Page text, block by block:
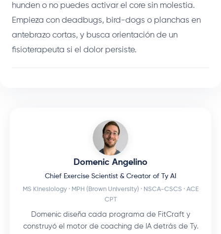
hunden o no puedes activar el core sin molestia.
Empieza con deadbugs, bird-dogs o planchas en
antebrazo cortas, y busca orientación de un
fisioterapeuta si el dolor persiste.
Domenic Angelino
Chief Exercise Scientist & Creator of Ty AI
MS Kinesiology · MPH (Brown University) · NSCA-CSCS · ACE
CPT
Domenic diseña cada programa de FitCraft y
construyó el motor de coaching de IA detrás de Ty.